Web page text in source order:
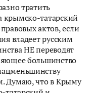
тратить
крымско-татарский
актов, если
владеет русским
НЕ переводят
большинство
Думаю, что в Крыму